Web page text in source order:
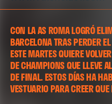
CON LA AS ROMA LOGRÓ
BARCELONA TRAS PERDER
ESTE MARTES QUIERE
DE CHAMPIONS QUE LLEVE
DE FINAL. ESTOS DÍAS HA
VESTUARIO PARA CREER